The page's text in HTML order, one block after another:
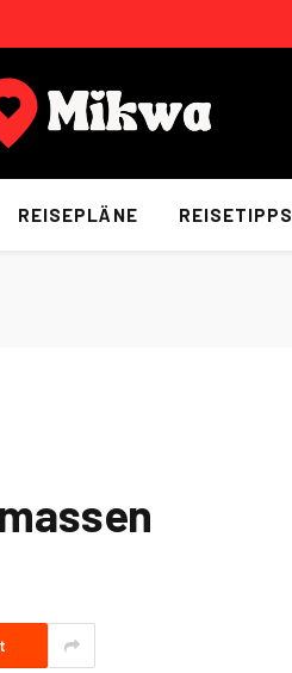
REISEPLÄNE REISETIPPS